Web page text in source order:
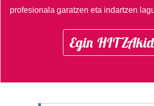
profesionala garatzen eta indartzen
Egin